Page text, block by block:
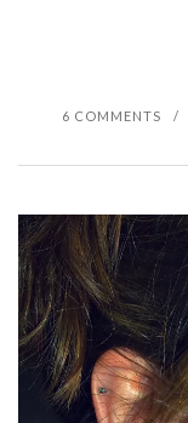
6 COMMENTS /